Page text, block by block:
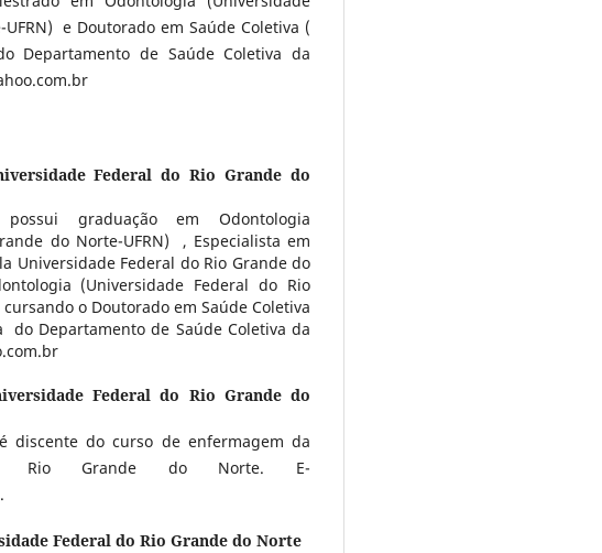
e Doutorado em Saúde Coletiva (
Departamento de Saúde Coletiva da
Federal do Rio Grande do
graduação em Odontologia
do Norte-UFRN) , Especialista em
Universidade Federal do Rio Grande do
(Universidade Federal do Rio
o Doutorado em Saúde Coletiva
do Departamento de Saúde Coletiva da
Federal do Rio Grande do
discente do curso de enfermagem da
Rio Grande do Norte. E-
Federal do Rio Grande do Norte